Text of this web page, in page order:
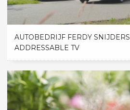
AUTOBEDRIJF FERDY SNIJDERS
ADDRESSABLE TV